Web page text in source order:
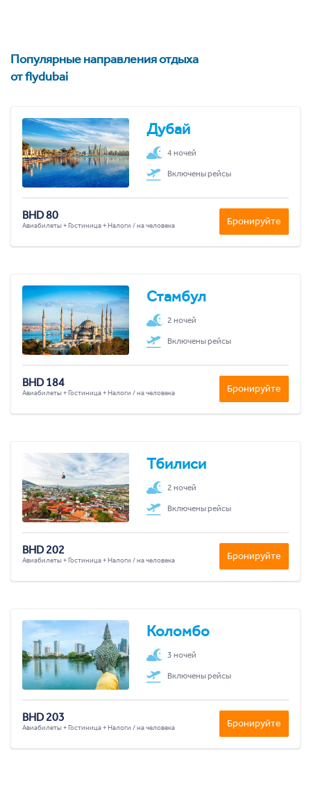
Популярные направления отдыха
от flydubai
Дубай
4 ночей
Включены рейсы
BHD 80
Авиабилеты + Гостиница + Налоги / на человека Бронируйте
Стамбул
2 ночей
Включены рейсы
BHD 184
Авиабилеты + Гостиница + Налоги / на человека Бронируйте
Тбилиси
2 ночей
Включены рейсы
BHD 202
Авиабилеты + Гостиница + Налоги / на человека Бронируйте
Коломбо
3 ночей
Включены рейсы
BHD 203
Авиабилеты + Гостиница + Налоги / на человека Бронируйте